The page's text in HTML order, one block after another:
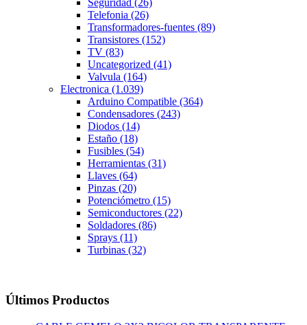
Seguridad (26)
Telefonia (26)
Transformadores-fuentes (89)
Transistores (152)
TV (83)
Uncategorized (41)
Valvula (164)
Electronica (1.039)
Arduino Compatible (364)
Condensadores (243)
Diodos (14)
Estaño (18)
Fusibles (54)
Herramientas (31)
Llaves (64)
Pinzas (20)
Potenciómetro (15)
Semiconductores (22)
Soldadores (86)
Sprays (11)
Turbinas (32)
Últimos Productos